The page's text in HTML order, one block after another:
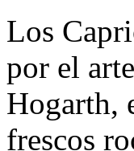
Los
por el
Hogarth,
frescos